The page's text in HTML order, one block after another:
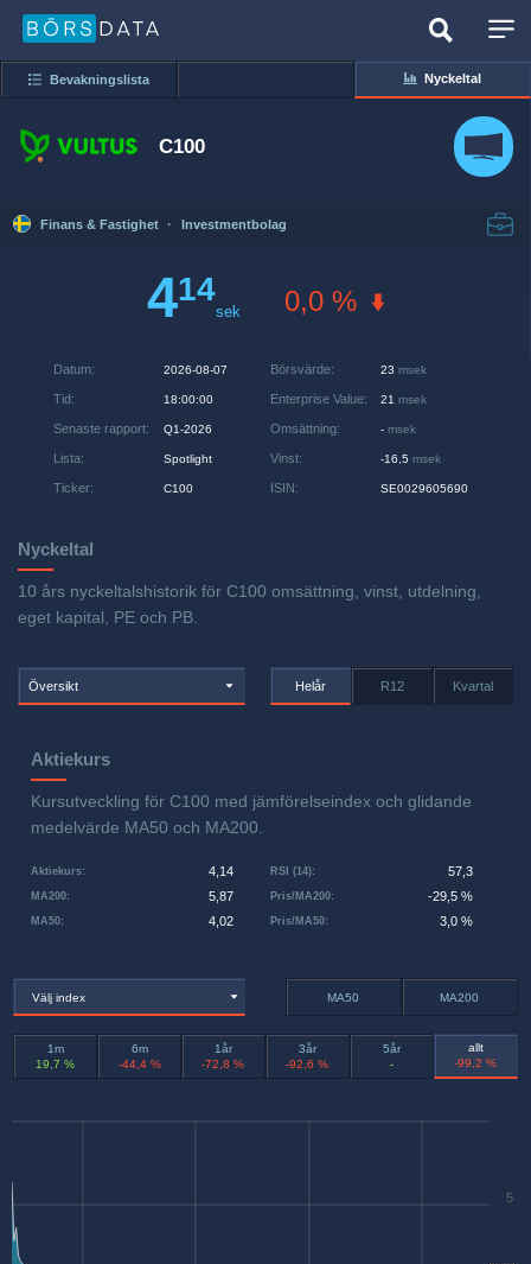
Bevakningslista Nyckeltal
C100
Finans & Fastighet · Investmentbolag
414
sek 0,0 %
Datum: 2026-08-07
Tid: 18:00:00
Senaste rapport: Q1-2026
Lista: Spotlight
Ticker: C100
Börsvärde: 23 msek
Enterprise Value: 21 msek
Omsättning: - msek
Vinst: -16,5 msek
ISIN: SE0029605690
Nyckeltal
10 års nyckeltalshistorik för C100 omsättning, vinst, utdelning,
eget kapital, PE och PB.
Översikt Helår R12 Kvartal
Aktiekurs
Kursutveckling för C100 med jämförelseindex och glidande
medelvärde MA50 och MA200.
Aktiekurs: 4,14
MA50: 4,02
MA200: 5,87 Pris/MA200: -29,5 %
RSI (14): 57,3
Pris/MA50: 3,0 %
Välj index MA50 MA200
1m
19,7 %
6m
-44,4 %
1år
-72,8 %
3år
-92,6 %
5år
-
allt
-99,2 %
5